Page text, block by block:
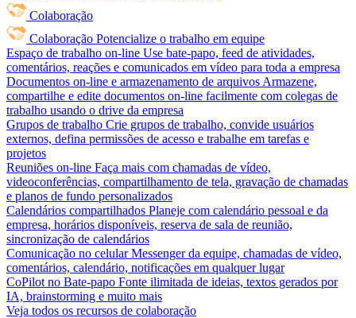
Colaboração
Colaboração Potencialize o trabalho em equipe
Espaço de trabalho on-line Use bate-papo, feed de atividades,
comentários, reações e comunicados em vídeo para toda a empresa
Documentos on-line e armazenamento de arquivos Armazene,
compartilhe e edite documentos on-line facilmente com colegas de
trabalho usando o drive da empresa
Grupos de trabalho Crie grupos de trabalho, convide usuários
externos, defina permissões de acesso e trabalhe em tarefas e
projetos
Reuniões on-line Faça mais com chamadas de vídeo,
videoconferências, compartilhamento de tela, gravação de chamadas
e planos de fundo personalizados
Calendários compartilhados Planeje com calendário pessoal e da
empresa, horários disponíveis, reserva de sala de reunião,
sincronização de calendários
Comunicação no celular Messenger da equipe, chamadas de vídeo,
comentários, calendário, notificações em qualquer lugar
CoPilot no Bate-papo Fonte ilimitada de ideias, textos gerados por
IA, brainstorming e muito mais
Veja todos os recursos de colaboração